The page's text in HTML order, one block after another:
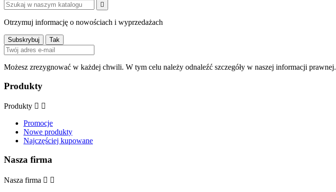

Otrzymuj informację o nowościach i wyprzedażach
Możesz zrezygnować w każdej chwili. W tym celu należy odnaleźć szczegóły w naszej informacji prawnej.
Produkty
Produkty  
Promocje
Nowe produkty
Najczęściej kupowane
Nasza firma
Nasza firma  